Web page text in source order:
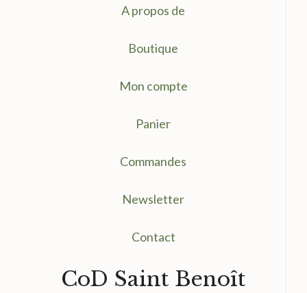
A propos de
Boutique
Mon compte
Panier
Commandes
Newsletter
Contact
CoD Saint Benoît